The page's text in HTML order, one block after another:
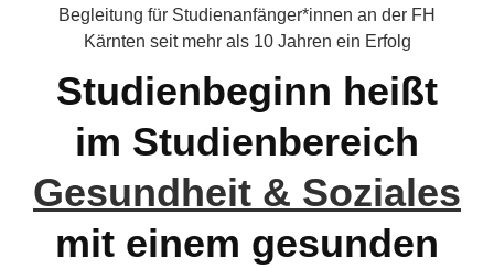
Begleitung für Studienanfänger*innen an der FH
Kärnten seit mehr als 10 Jahren ein Erfolg
Studienbeginn heißt
im Studienbereich
Gesundheit & Soziales
mit einem gesunden